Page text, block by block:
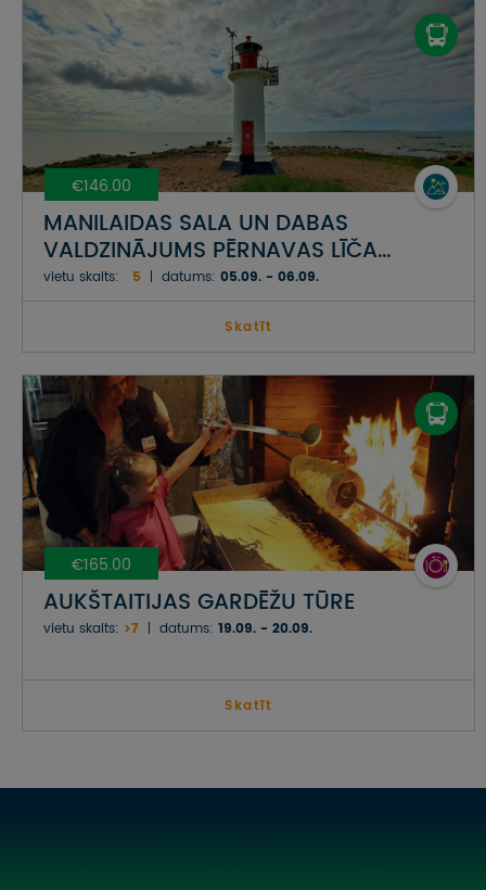
€146.00
MANILAIDAS SALA UN DABAS
VALDZINĀJUMS PĒRNAVAS LĪČA
PIEKRASTĒ
vietu skaits: 5 datums: 05.09. - 06.09.
Skatīt
€165.00
AUKŠTAITIJAS GARDĒŽU TŪRE
vietu skaits: >7 datums: 19.09. - 20.09.
Skatīt